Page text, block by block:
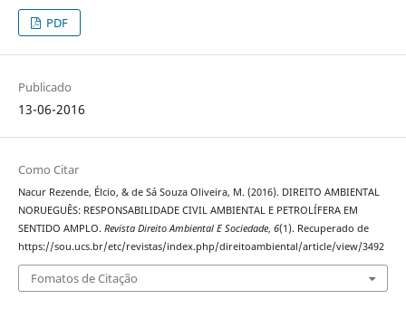
PDF
Publicado
13-06-2016
Como Citar
Nacur Rezende, Élcio, & de Sá Souza Oliveira, M. (2016). DIREITO AMBIENTAL
NORUEGUÊS: RESPONSABILIDADE CIVIL AMBIENTAL E PETROLÍFERA EM
SENTIDO AMPLO. Revista Direito Ambiental E Sociedade, 6(1). Recuperado de
https://sou.ucs.br/etc/revistas/index.php/direitoambiental/article/view/3492
Fomatos de Citação